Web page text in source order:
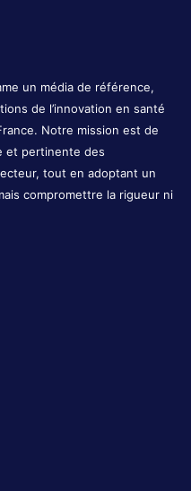
un média de référence,
de l’innovation en santé
Notre mission est de
et pertinente des
tout en adoptant un
compromettre la rigueur ni